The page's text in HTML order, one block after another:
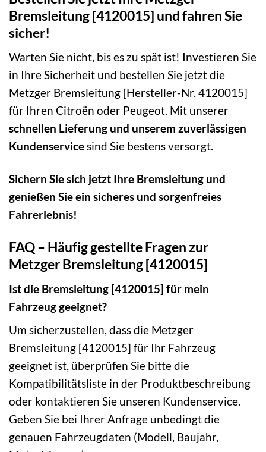
Bremsleitung [4120015] und fahren Sie
sicher!
Warten Sie nicht, bis es zu spät ist! Investieren Sie
in Ihre Sicherheit und bestellen Sie jetzt die
Metzger Bremsleitung [Hersteller-Nr. 4120015]
für Ihren Citroën oder Peugeot. Mit unserer
schnellen Lieferung und unserem zuverlässigen
Kundenservicesind Sie bestens versorgt.
Sichern Sie sich jetzt Ihre Bremsleitung und
genießen Sie ein sicheres und sorgenfreies
Fahrerlebnis!
FAQ – Häufig gestellte Fragen zur
Metzger Bremsleitung [4120015]
Ist die Bremsleitung [4120015] für mein
Fahrzeug geeignet?
Um sicherzustellen, dass die Metzger
Bremsleitung [4120015] für Ihr Fahrzeug
geeignet ist, überprüfen Sie bitte die
Kompatibilitätsliste in der Produktbeschreibung
oder kontaktieren Sie unseren Kundenservice.
Geben Sie bei Ihrer Anfrage unbedingt die
genauen Fahrzeugdaten (Modell, Baujahr,